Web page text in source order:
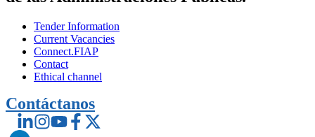
Tender Information
Current Vacancies
Connect.FIAP
Contact
Ethical channel
Contáctanos